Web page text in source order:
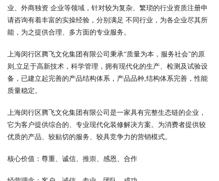
业、外商独资 企业等领域，针对较为复杂、繁琐的行业资质注册申
请咨询有着丰富的实操经验，分别满足 不同行业，为各企业尽其所
能，为之提供合理、多方面的专业服务。
上海闵行区腾飞文化集团有限公司秉承“质量为本，服务社会”的原
则,立足于高新技术，科学管理，拥有现代化的生产、检测及试验设
备，已建立起完善的产品结构体系，产品品种,结构体系完善，性能
质量稳定。
上海闵行区腾飞文化集团有限公司是一家具有完整生态链的企业，
它为客户提供综合的、专业现代化装修解决方案。为消费者提供较
优质的产品、较贴切的服务、较具竞争力的营销模式。
核心价值：尊重、诚信、推崇、感恩、合作